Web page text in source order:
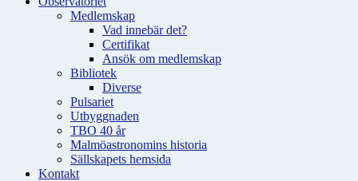
Medlemskap
Vad innebär det?
Certifikat
Ansök om medlemskap
Bibliotek
Diverse
Pulsariet
Utbyggnaden
TBO 40 år
Malmöastronomins historia
Sällskapets hemsida
Kontakt